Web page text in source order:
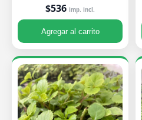
$536 imp. incl.
Agregar al carrito